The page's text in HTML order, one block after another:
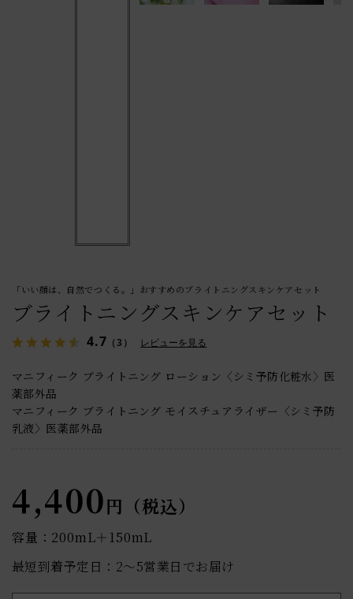
「いい顔は、自然でつくる。」おすすめのブライトニングスキンケアセット
ブライトニングスキンケアセット
4.7 （3） レビューを見る
マニフィーク ブライトニング ローション〈シミ予防化粧水〉医
薬部外品
マニフィーク ブライトニング モイスチュアライザー〈シミ予防
乳液〉医薬部外品
4,400円（税込）
容量：200mL＋150mL
最短到着予定日：2〜5営業日でお届け